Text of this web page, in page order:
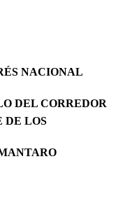
NACIONAL
DEL CORREDOR
DE LOS